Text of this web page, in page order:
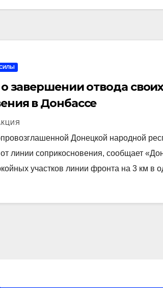
завершении отвода
в Донбассе
Донецкой народной
линии соприкосновения, сообщает
участков линии фронта на 3 км в